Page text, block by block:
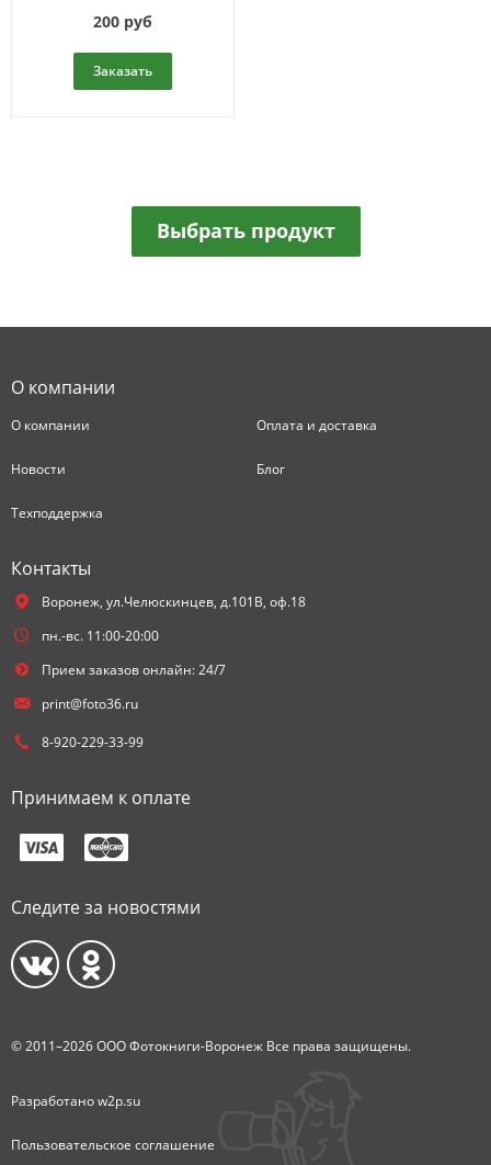
200 руб
Заказать
Выбрать продукт
О компании
О компании Оплата и доставка
Новости Блог
Техподдержка
Контакты
Воронеж, ул.Челюскинцев, д.101В, оф.18
пн.-вс. 11:00-20:00
Прием заказов онлайн: 24/7
print@foto36.ru
8-920-229-33-99
Принимаем к оплате
Следите за новостями
© 2011–2026 ООО Фотокниги-Воронеж Все права защищены.
Разработаноw2p.su
Пользовательское соглашение